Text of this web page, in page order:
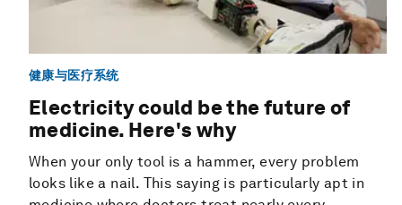
健康与医疗系统
Electricity could be the future of
medicine. Here's why
When your only tool is a hammer, every problem
looks like a nail. This saying is particularly apt in